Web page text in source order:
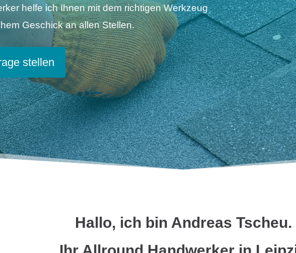
helfe ich Ihnen mit dem richtigen Werkzeug
Geschick an allen Stellen.
stellen
Hallo, ich bin Andreas Tscheu.